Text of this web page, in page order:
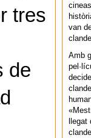
tres
de
van
Amb